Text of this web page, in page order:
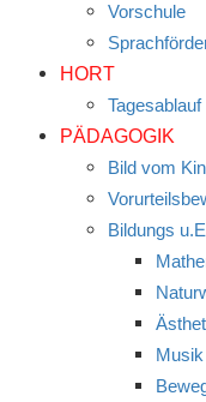
Vorschule
HORT
Tagesablauf
PÄDAGOGIK
Bild vom
Bildungs
Musik